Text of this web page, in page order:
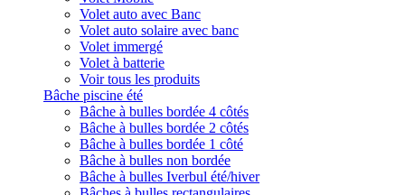
Volet auto avec Banc
Volet auto solaire avec banc
Volet immergé
Volet à batterie
Voir tous les produits
Bâche piscine été
Bâche à bulles bordée 4 côtés
Bâche à bulles bordée 2 côtés
Bâche à bulles bordée 1 côté
Bâche à bulles non bordée
Bâche à bulles Iverbul été/hiver